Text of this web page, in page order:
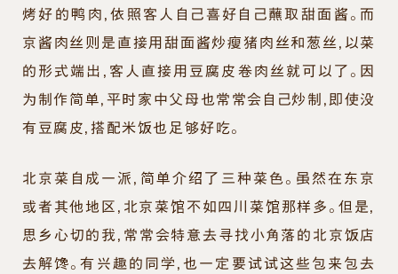
烤好的鸭肉，依照客人自己喜好自己蘸取甜面酱。而
京酱肉丝则是直接用甜面酱炒瘦猪肉丝和葱丝，以菜
的形式端出，客人直接用豆腐皮卷肉丝就可以了。因
为制作简单，平时家中父母也常常会自己炒制，即使没
有豆腐皮，搭配米饭也足够好吃。
北京菜自成一派，简单介绍了三种菜色。虽然在东京
或者其他地区，北京菜馆不如四川菜馆那样多。但是，
思乡心切的我，常常会特意去寻找小角落的北京饭店
去解馋。有兴趣的同学，也一定要试试这些包来包去